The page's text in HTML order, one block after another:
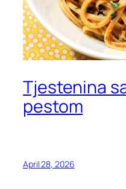
Tjestenina
pestom
April 28, 2026